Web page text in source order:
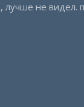
не видел.